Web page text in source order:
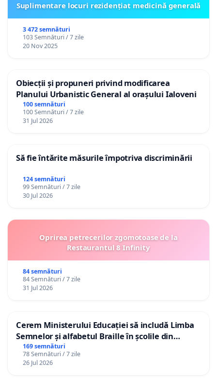
Suplimentare locuri rezidențiat medicină generală
3 472 semnături
103 Semnături / 7 zile
20 Nov 2025
Obiecții și propuneri privind modificarea
Planului Urbanistic General al orașului Ialoveni
100 semnături
100 Semnături / 7 zile
31 Jul 2026
Să fie întărite măsurile împotriva discriminării
124 semnături
99 Semnături / 7 zile
30 Jul 2026
Oprirea petrecerilor zgomotoase de la
Restaurantul 8 Infinity
84 semnături
84 Semnături / 7 zile
31 Jul 2026
Cerem Ministerului Educației să includă Limba
Semnelor și alfabetul Braille în școlile din
Republica Moldova!
169 semnături
78 Semnături / 7 zile
26 Jul 2026